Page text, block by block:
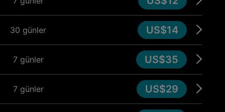
30 günler US$14
7 günler US$35
7 günler US$29